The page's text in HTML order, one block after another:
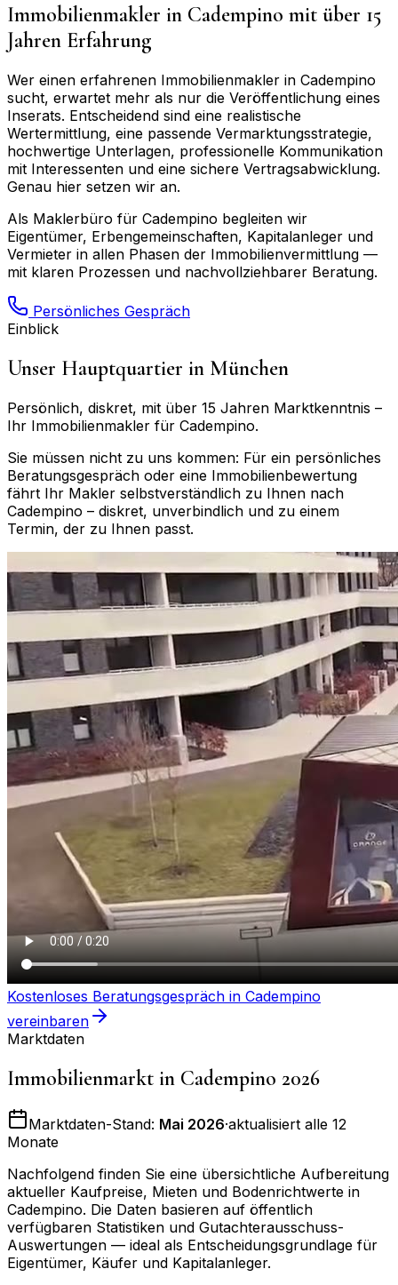
Immobilienmakler in Cadempino mit über 15
Jahren Erfahrung
Wer einen erfahrenen Immobilienmakler in Cadempino
sucht, erwartet mehr als nur die Veröffentlichung eines
Inserats. Entscheidend sind eine realistische
Wertermittlung, eine passende Vermarktungsstrategie,
hochwertige Unterlagen, professionelle Kommunikation
mit Interessenten und eine sichere Vertragsabwicklung.
Genau hier setzen wir an.
Als Maklerbüro für Cadempino begleiten wir
Eigentümer, Erbengemeinschaften, Kapitalanleger und
Vermieter in allen Phasen der Immobilienvermittlung —
mit klaren Prozessen und nachvollziehbarer Beratung.
Persönliches Gespräch
Einblick
Unser Hauptquartier in München
Persönlich, diskret, mit über 15 Jahren Marktkenntnis –
Ihr Immobilienmakler für Cadempino.
Sie müssen nicht zu uns kommen: Für ein persönliches
Beratungsgespräch oder eine Immobilienbewertung
fährt Ihr Makler selbstverständlich zu Ihnen nach
Cadempino – diskret, unverbindlich und zu einem
Termin, der zu Ihnen passt.
Kostenloses Beratungsgespräch in Cadempino
vereinbaren
Marktdaten
Immobilienmarkt in Cadempino 2026
Marktdaten-Stand: Mai 2026·aktualisiert alle 12
Monate
Nachfolgend finden Sie eine übersichtliche Aufbereitung
aktueller Kaufpreise, Mieten und Bodenrichtwerte in
Cadempino. Die Daten basieren auf öffentlich
verfügbaren Statistiken und Gutachterausschuss-
Auswertungen — ideal als Entscheidungsgrundlage für
Eigentümer, Käufer und Kapitalanleger.